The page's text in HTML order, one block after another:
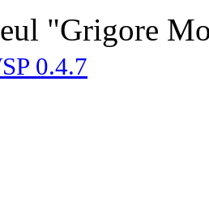
"Grigore
0.4.7